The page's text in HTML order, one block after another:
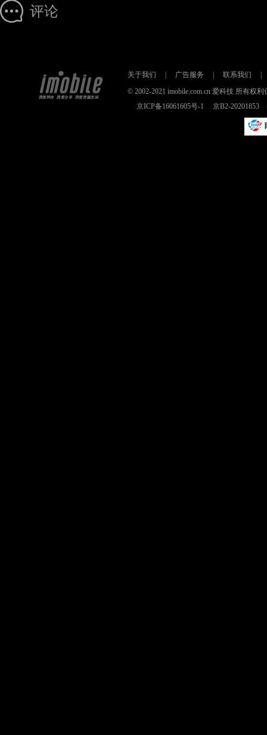
评论
关于我们 广告服务 联系我们
© 2002-2021 imobile.com.cn 爱科技 所有权
京ICP备16061605号-1
京B2-20201853